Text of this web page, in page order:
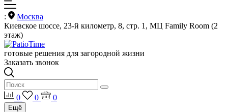
:
Москва
Киевское шоссе, 23-й километр, 8, стр. 1, МЦ Family Room (2
этаж)
готовые решения для загородной жизни
Заказать звонок
0 0 0
Ещё